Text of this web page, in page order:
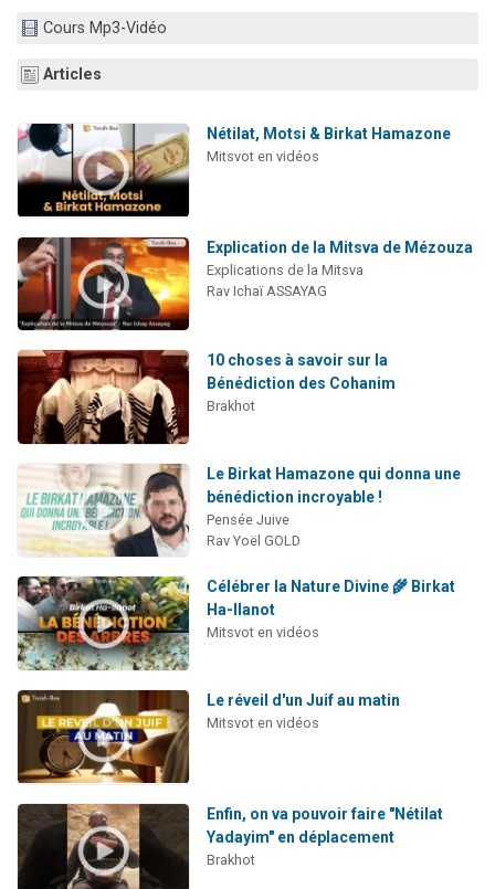
Eva vient de donner son Maasser
Cours Mp3-Vidéo
Articles
Nétilat, Motsi & Birkat Hamazone
Mitsvot en vidéos
Explication de la Mitsva de Mézouza
Explications de la Mitsva
Rav Ichaï ASSAYAG
10 choses à savoir sur la
Bénédiction des Cohanim
Brakhot
Le Birkat Hamazone qui donna une
bénédiction incroyable !
Pensée Juive
Rav Yoël GOLD
Célébrer la Nature Divine 🌾 Birkat
Ha-Ilanot
Mitsvot en vidéos
Le réveil d'un Juif au matin
Mitsvot en vidéos
Enfin, on va pouvoir faire "Nétilat
Yadayim" en déplacement
Brakhot